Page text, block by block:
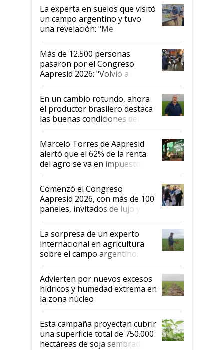
La experta en suelos que visitó
un campo argentino y tuvo
una revelación: "Me
impresionó mucho"
Más de 12.500 personas
pasaron por el Congreso
Aapresid 2026: "Volvió a
demostrar que hablar del
suelo es hablar de todo el
sistema productivo"
En un cambio rotundo, ahora
el productor brasilero destaca
las buenas condiciones del
agro argentino para invertir:
"Los veo más motivados"
Marcelo Torres de Aapresid
alertó que el 62% de la renta
del agro se va en impuestos:
"No es bueno que en
Argentina se sigan discutiendo
las mismas cosas de hace 50
años"
Comenzó el Congreso
Aapresid 2026, con más de 100
paneles, invitados de lujo y
todas las tendencias
La sorpresa de un experto
internacional en agricultura
sobre el campo argentino:
"Estoy muy impresionado"
Advierten por nuevos excesos
hídricos y humedad extrema en
la zona núcleo
Esta campaña proyectan cubrir
una superficie total de 750.000
hectáreas de soja sembradas